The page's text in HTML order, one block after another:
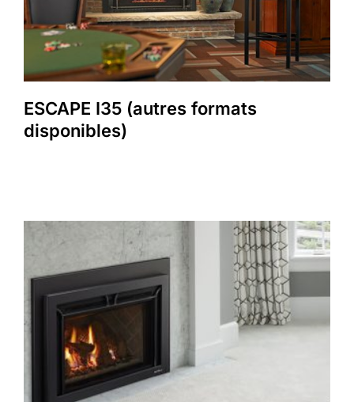
ESCAPE I35 (autres formats
disponibles)